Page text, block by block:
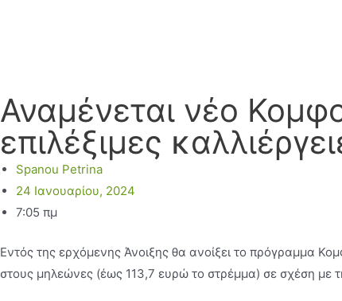
Αναμένεται νέο
επιλέξιμες
Spanou Petrina
24 Ιανουαρίου, 2024
7:05 πμ
Εντός της ερχόµενης Άνοιξης θα ανοίξει το πρόγραµµα
στους µηλεώνες (έως 113,7 ευρώ το στρέµµα) σε σχέση µε